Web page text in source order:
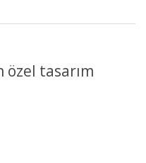
özel tasarım